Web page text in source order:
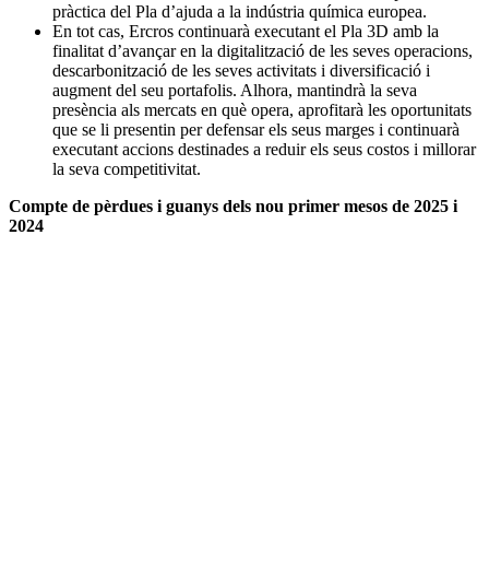
pràctica del Pla d’ajuda a la indústria química europea.
En tot cas, Ercros continuarà executant el Pla 3D amb la
finalitat d’avançar en la digitalització de les seves operacions,
descarbonització de les seves activitats i diversificació i
augment del seu portafolis. Alhora, mantindrà la seva
presència als mercats en què opera, aprofitarà les oportunitats
que se li presentin per defensar els seus marges i continuarà
executant accions destinades a reduir els seus costos i millorar
la seva competitivitat.
Compte de pèrdues i guanys dels nou primer mesos de 2025 i
2024